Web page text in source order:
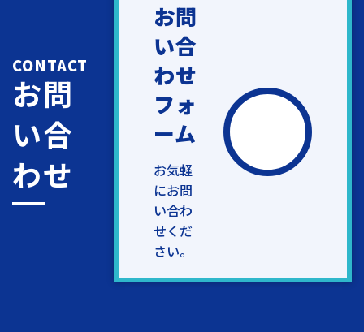
CONTACT
お問
い合
わせ
お問
い合
わせ
フォ
ーム
お気軽
にお問
い合わ
せくだ
さい。